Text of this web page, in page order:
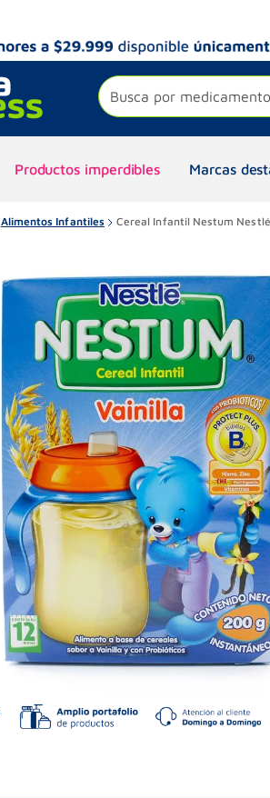
Busca por
Productos imperdibles Marcas
Alimentos Infantiles Cereal Infantil Nestum